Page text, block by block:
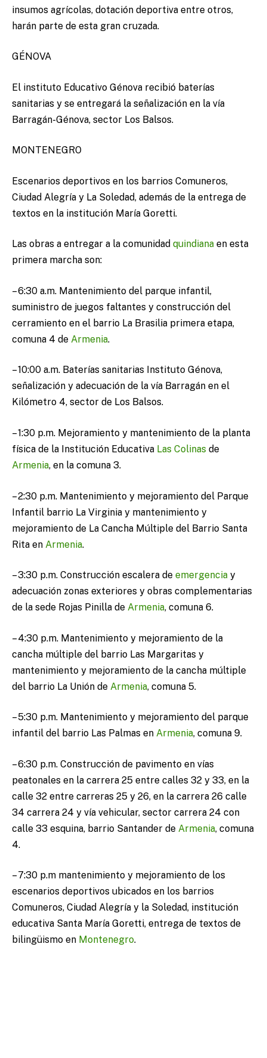
insumos agrícolas, dotación deportiva entre otros,
harán parte de esta gran cruzada.
GÉNOVA
El instituto Educativo Génova recibió baterías
sanitarias y se entregará la señalización en la vía
Barragán-Génova, sector Los Balsos.
MONTENEGRO
Escenarios deportivos en los barrios Comuneros,
Ciudad Alegría y La Soledad, además de la entrega de
textos en la institución María Goretti.
Las obras a entregar a la comunidad quindiana en esta
primera marcha son:
– 6:30 a.m. Mantenimiento del parque infantil,
suministro de juegos faltantes y construcción del
cerramiento en el barrio La Brasilia primera etapa,
comuna 4 de Armenia.
– 10:00 a.m. Baterías sanitarias Instituto Génova,
señalización y adecuación de la vía Barragán en el
Kilómetro 4, sector de Los Balsos.
– 1:30 p.m. Mejoramiento y mantenimiento de la planta
física de la Institución Educativa Las Colinas de
Armenia, en la comuna 3.
– 2:30 p.m. Mantenimiento y mejoramiento del Parque
Infantil barrio La Virginia y mantenimiento y
mejoramiento de La Cancha Múltiple del Barrio Santa
Rita en Armenia.
– 3:30 p.m. Construcción escalera de emergencia y
adecuación zonas exteriores y obras complementarias
de la sede Rojas Pinilla de Armenia, comuna 6.
– 4:30 p.m. Mantenimiento y mejoramiento de la
cancha múltiple del barrio Las Margaritas y
mantenimiento y mejoramiento de la cancha múltiple
del barrio La Unión de Armenia, comuna 5.
– 5:30 p.m. Mantenimiento y mejoramiento del parque
infantil del barrio Las Palmas en Armenia, comuna 9.
– 6:30 p.m. Construcción de pavimento en vías
peatonales en la carrera 25 entre calles 32 y 33, en la
calle 32 entre carreras 25 y 26, en la carrera 26 calle
34 carrera 24 y vía vehicular, sector carrera 24 con
calle 33 esquina, barrio Santander de Armenia, comuna
4.
– 7:30 p.m mantenimiento y mejoramiento de los
escenarios deportivos ubicados en los barrios
Comuneros, Ciudad Alegría y la Soledad, institución
educativa Santa María Goretti, entrega de textos de
bilingüismo en Montenegro.